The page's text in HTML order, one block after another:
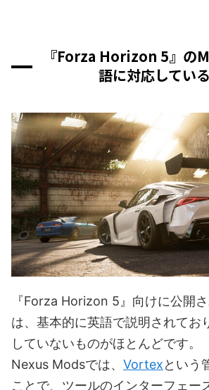
『Forza Horizon 5』の
語に対応してい
『Forza Horizon 5』向けに公開
は、基本的に英語で説明されてお
していないものがほとんどです。
Nexus Modsでは、 Vortexという
ことで、ツールのインターフェー